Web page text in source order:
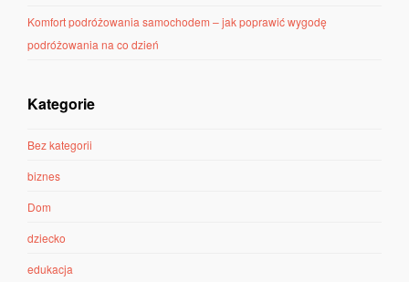
Komfort podróżowania samochodem – jak poprawić wygodę
podróżowania na co dzień
Kategorie
Bez kategorii
biznes
Dom
dziecko
edukacja